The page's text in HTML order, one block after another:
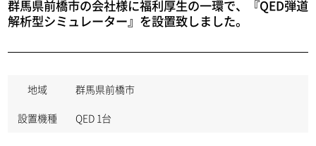
群馬県前橋市の会社様に福利厚生の一環で、『QED弾道
解析型シミュレーター』を設置致しました。
地域 群馬県前橋市
設置機種 QED 1台